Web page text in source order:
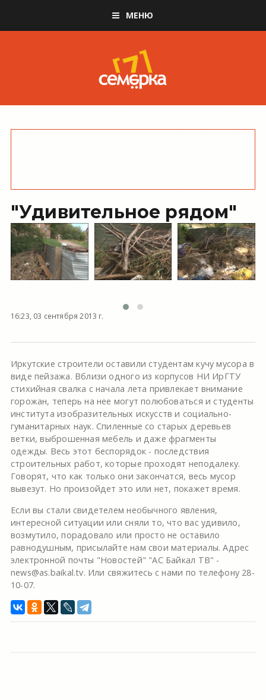
МЕНЮ
"Удивительное рядом"
16:23, 03 сентября 2013 г.
Иркутские строители оставили студентам кучу мусора в
виде пейзажа. Вблизи одного из корпусов НИ ИрГТУ
стихийная свалка с начала лета привлекает внимание
горожан, теперь на нее могут полюбоваться и студенты
института изобразительных искусств и социально-
гуманитарных наук. Спиленные со старых деревьев
ветки, выброшенная мебель и даже фрагменты
одежды. Весь этот беспорядок - последствия
строительных работ, которые проходят неподалеку.
Говорят, что как только они закончатся, весь мусор
вывезут. Но произойдет это или нет, покажет время.
Если вы стали свидетелем необычного явления,
интересной ситуации или сняли то, что вас удивило,
возмутило, порадовало или просто не оставило
равнодушным, присылайте нам свои материалы. Адрес
электронной почты "Новостей" "АС Байкал ТВ" -
news@as.baikal.tv. Или свяжитесь с нами по телефону 28-
10-07.